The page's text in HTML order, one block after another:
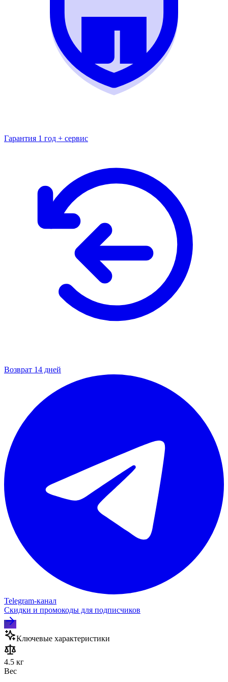
Гарантия 1 год + сервис
Возврат 14 дней
Telegram‑канал
Скидки и промокоды для подписчиков
Ключевые характеристики
4.5 кг
Вес